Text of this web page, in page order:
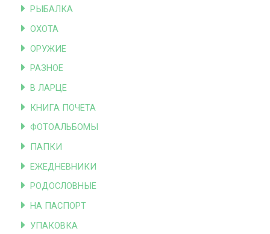
РЫБАЛКА
ОХОТА
ОРУЖИЕ
РАЗНОЕ
В ЛАРЦЕ
КНИГА ПОЧЕТА
ФОТОАЛЬБОМЫ
ПАПКИ
ЕЖЕДНЕВНИКИ
РОДОСЛОВНЫЕ
НА ПАСПОРТ
УПАКОВКА